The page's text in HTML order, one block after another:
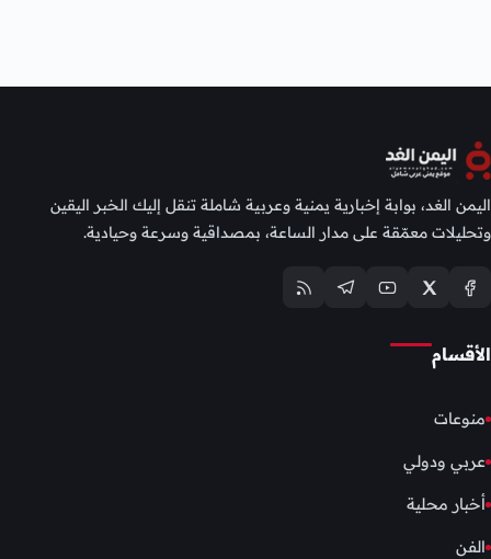
اليمن الغد، بوابة إخبارية يمنية وعربية شاملة تنقل إليك الخبر اليقين
وتحليلات معمّقة على مدار الساعة، بمصداقية وسرعة وحيادية.
الأقسام
منوعات
عربي ودولي
أخبار محلية
الفن